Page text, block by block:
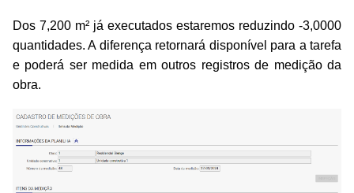
Dos 7,200 m² já executados estaremos reduzindo -3,0000
quantidades. A diferença retornará disponível para a tarefa
e poderá ser medida em outros registros de medição da
obra.